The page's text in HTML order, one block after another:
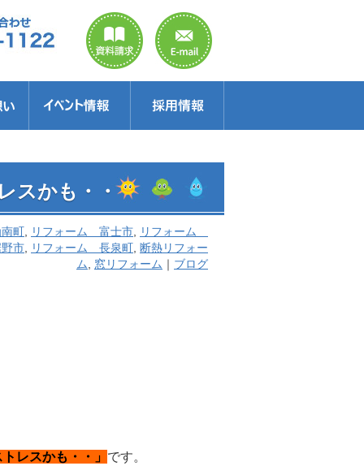
スかも・・
町 リフォーム 富士市
リフォーム
市 リフォーム 長泉町 断熱リフォー
ム
窓リフォーム ｜ ブログ
レスかも・・」 です。